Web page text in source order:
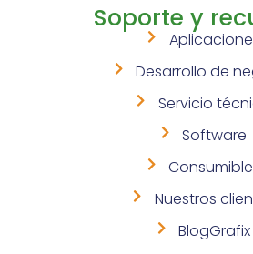
Soporte y
Desarrollo de
Servicio
Software
Nuestros
BlogGrafix